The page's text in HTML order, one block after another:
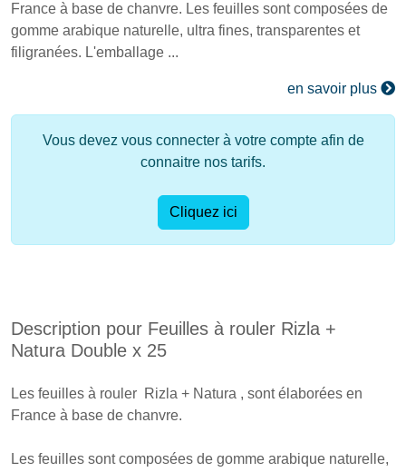
France à base de chanvre. Les feuilles sont composées de
gomme arabique naturelle, ultra fines, transparentes et
filigranées. L'emballage ...
en savoir plus
Vous devez vous connecter à votre compte afin de
connaitre nos tarifs.
Cliquez ici
Description pour Feuilles à rouler Rizla +
Natura Double x 25
Les feuilles à rouler Rizla + Natura , sont élaborées en
France à base de chanvre.
Les feuilles sont composées de gomme arabique naturelle,